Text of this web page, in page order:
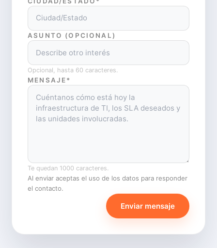
ASUNTO (OPCIONAL)
Opcional, hasta 60 caracteres.
MENSAJE*
Te quedan 1000 caracteres.
Al enviar aceptas el uso de los datos para responder
el contacto.
Enviar mensaje